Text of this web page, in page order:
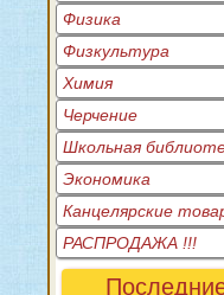
Физика
Физкультура
Химия
Черчение
Школьная
Экономика
Канцелярские
РАСПРОДАЖА !!!